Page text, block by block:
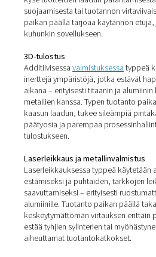
4. Vähemmän jätettä ja
Toisin kuin kaasupullot tai
tuottavat vain sen, mitä
tarkoittaa myös pienempiä
käsittelyjätettä.
5. Parempi turvallisuus
Korkeapainesäiliöiden
ja turvallisuusriskejä –
vaihtamista ei enää tarvita.
Kun typen
päällä on